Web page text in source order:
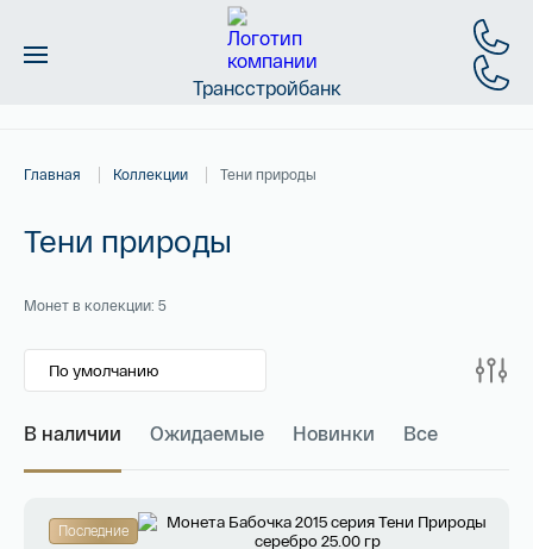
Трансстройбанк
Слитки
Золото
Новинки
Скидки
На связи с 9:00 до 18:00 (понедельник – пятница)
Главная Коллекции Тени природы
Тени природы
Монет в колекции: 5
В наличии Ожидаемые Новинки Все
ПоследниеРоссийская инвестиционная монета